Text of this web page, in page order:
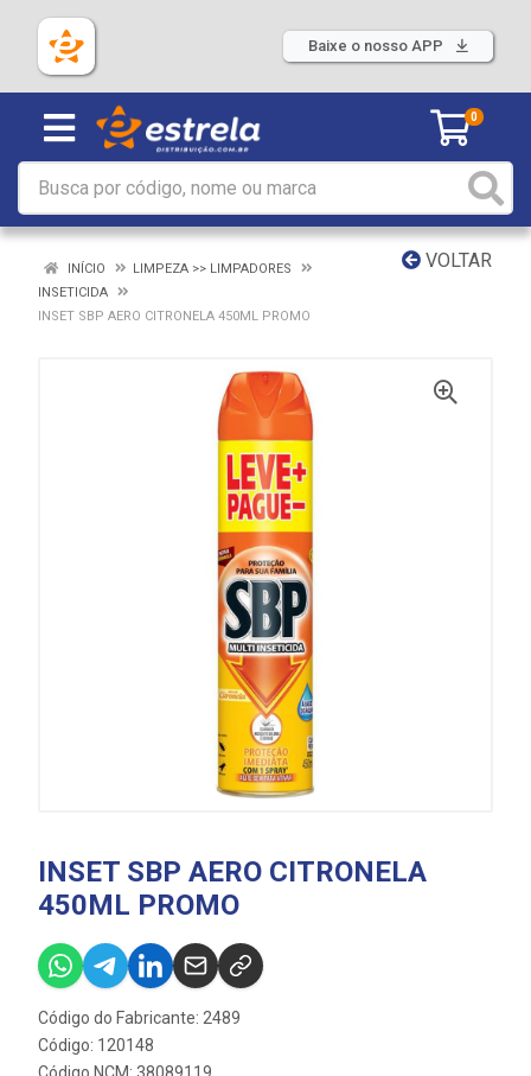
Baixe o nosso APP
0
VOLTAR
INÍCIO
LIMPEZA >> LIMPADORES
INSETICIDA
INSET SBP AERO CITRONELA 450ML PROMO
INSET SBP AERO CITRONELA
450ML PROMO
Código do Fabricante: 2489
Código: 120148